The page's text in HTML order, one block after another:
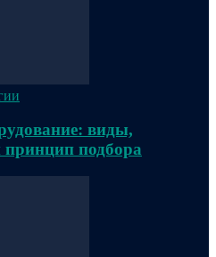
виды,
принцип подбора